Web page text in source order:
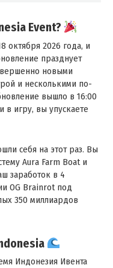
Event?
октября 2026 года, и
празднует
новыми
и несколькими по-
вышло в 16:00
в игру, вы упускаете
себя на этот раз. Вы
Aura Farm Boat и
заработок в 4
OG Brainrot под
350 миллиардов
Индонезия Ивента